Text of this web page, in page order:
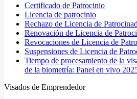
Certificado de Patrocinio
Licencia de patrocinio
Rechazo de Licencia de
Renovación de Licencia de
Revocaciones de Licencia de
Suspensiones de Licencia de
Tiempo de procesamiento de la
de la biometría: Panel en vivo
Visados de Emprendedor